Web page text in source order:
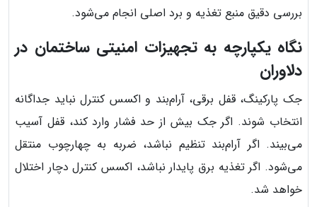
بررسی دقیق منبع تغذیه و برد اصلی انجام می‌شود.
نگاه یکپارچه به تجهیزات امنیتی ساختمان در
دلاوران
جک پارکینگ، قفل برقی، آرام‌بند و اکسس کنترل نباید جداگانه
انتخاب شوند. اگر جک بیش از حد فشار وارد کند، قفل آسیب
می‌بیند. اگر آرام‌بند تنظیم نباشد، ضربه به چهارچوب منتقل
می‌شود. اگر تغذیه برق پایدار نباشد، اکسس کنترل دچار اختلال
خواهد شد.